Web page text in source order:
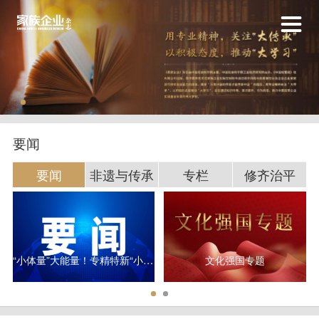
要闻
要闻 非遗与传承 专栏 修齐治平
“小体量”大能量！专精特新“小巨人”研发平均投入超3000万元 文化强国专题